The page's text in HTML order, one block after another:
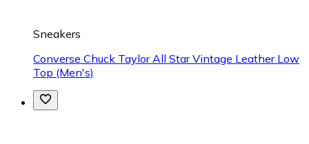
Sneakers
Converse Chuck Taylor All Star Vintage Leather Low
Top (Men's)